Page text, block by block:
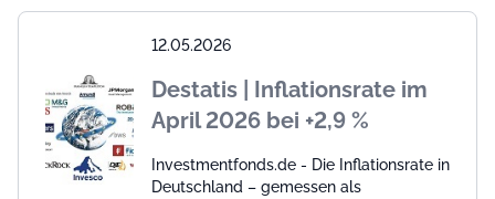
12.05.2026
Destatis | Inflationsrate im
April 2026 bei +2,9 %
Investmentfonds.de - Die Inflationsrate in
Deutschland – gemessen als